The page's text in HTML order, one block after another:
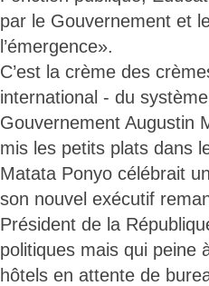
par le Gouvernement et
l’émergence».
C’est la crème des
international - du
Gouvernement Augustin
mis les petits plats dans
Matata Ponyo célébrait
son nouvel exécutif
Président de la
politiques mais qui peine
hôtels en attente de